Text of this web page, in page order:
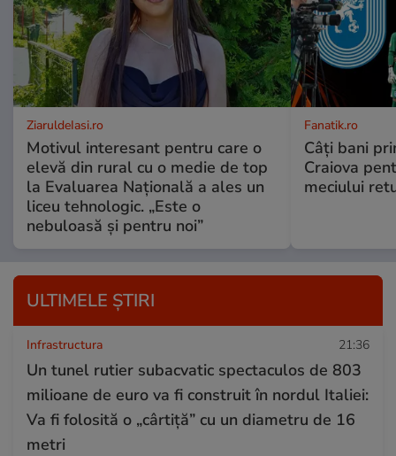
ZiaruldeIasi.ro
Motivul interesant pentru care o
elevă din rural cu o medie de top
la Evaluarea Națională a ales un
liceu tehnologic. „Este o
nebuloasă și pentru noi”
Fanatik.ro
Câți bani
Craiova
meciului
ULTIMELE ȘTIRI
Infrastructura 21:36
Un tunel rutier subacvatic spectaculos de 803
milioane de euro va fi construit în nordul Italiei:
Va fi folosită o „cârtiță” cu un diametru de 16
metri